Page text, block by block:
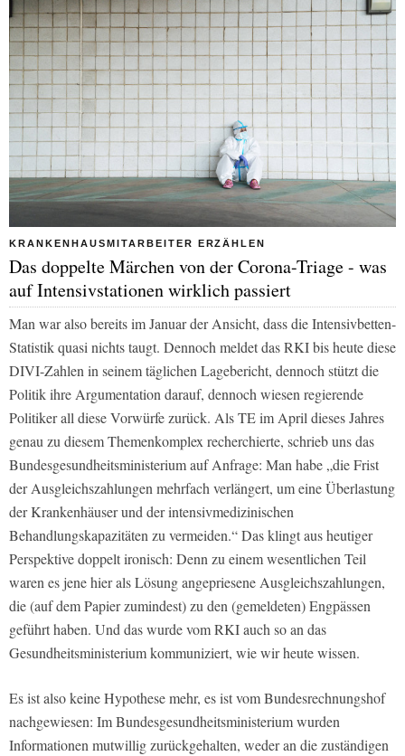
KRANKENHAUSMITARBEITER ERZÄHLEN
Das doppelte Märchen von der Corona-Triage - was
auf Intensivstationen wirklich passiert
Man war also bereits im Januar der Ansicht, dass die Intensivbetten-
Statistik quasi nichts taugt. Dennoch meldet das RKI bis heute diese
DIVI-Zahlen in seinem täglichen Lagebericht, dennoch stützt die
Politik ihre Argumentation darauf, dennoch wiesen regierende
Politiker all diese Vorwürfe zurück. AlsTEim April dieses Jahres
genau zu diesem Themenkomplex recherchierte, schrieb uns das
Bundesgesundheitsministerium auf Anfrage: Man habe „die Frist
der Ausgleichszahlungen mehrfach verlängert, um eine Überlastung
der Krankenhäuser und der intensivmedizinischen
Behandlungskapazitäten zu vermeiden.“ Das klingt aus heutiger
Perspektive doppelt ironisch: Denn zu einem wesentlichen Teil
waren es jene hier als Lösung angepriesene Ausgleichszahlungen,
die (auf dem Papier zumindest) zu den (gemeldeten) Engpässen
geführt haben. Und das wurde vom RKI auch so an das
Gesundheitsministerium kommuniziert, wie wir heute wissen.
Es ist also keine Hypothese mehr, es ist vom Bundesrechnungshof
nachgewiesen: Im Bundesgesundheitsministerium wurden
Informationen mutwillig zurückgehalten, weder an die zuständigen